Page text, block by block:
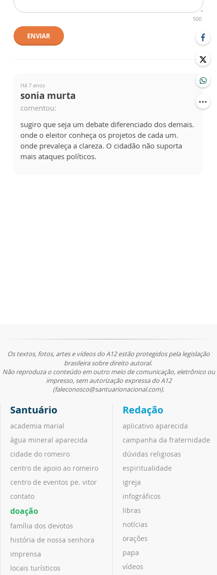
500
ENVIAR
Há 7 anos
sonia murta
comentou:
sugiro que seja um debate diferenciado dos demais.
onde o eleitor conheça os projetos de cada um.
onde prevaleça a clareza. O cidadão não suporta
mais ataques políticos.
Os textos, fotos, artes e vídeos do A12 estão protegidos pela legislação
brasileira sobre direito autoral.
Não reproduza o conteúdo em outro meio de comunicação, eletrônico ou
impresso, sem autorização expressa do A12
(faleconosco@santuarionacional.com).
Santuário
academia marial
água mineral aparecida
cidade do romeiro
centro de apoio ao romeiro
centro de eventos pe. vitor
contato
doação
família dos devotos
história de nossa senhora
imprensa
locais turísticos
Redação
aplicativo aparecida
campanha da fraternidade
dúvidas religiosas
espiritualidade
igreja
infográficos
libras
notícias
orações
papa
vídeos